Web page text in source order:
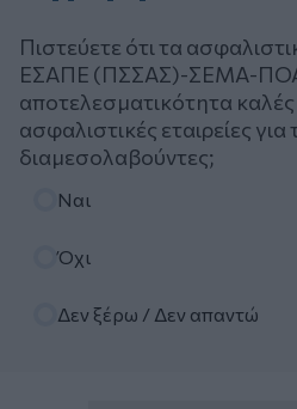
Πιστεύετε ότι τα
ΕΣΑΠΕ (ΠΣΣΑΣ)-ΣΕΜΑ-
αποτελεσματικότητα καλές
ασφαλιστικές εταιρείες για
διαμεσολαβούντες;
Ναι
Όχι
Δεν ξέρω / Δεν απαντώ